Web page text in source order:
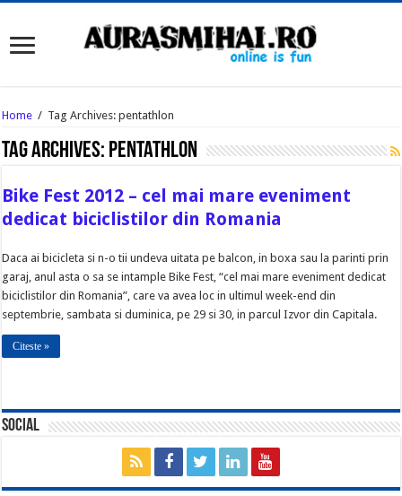
Home / Tag Archives: pentathlon
Tag Archives: pentathlon
Bike Fest 2012 – cel mai mare eveniment
dedicat biciclistilor din Romania
Daca ai bicicleta si n-o tii undeva uitata pe balcon, in boxa sau la parinti prin
garaj, anul asta o sa se intample Bike Fest, “cel mai mare eveniment dedicat
biciclistilor din Romania”, care va avea loc in ultimul week-end din
septembrie, sambata si duminica, pe 29 si 30, in parcul Izvor din Capitala.
Citeste »
Social